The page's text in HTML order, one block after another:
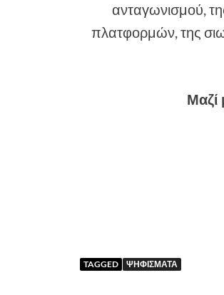
ανταγωνισμού,
πλατφορμών, της
Μαζί
TAGGED ΨΗΦΙΣΜΑΤΑ